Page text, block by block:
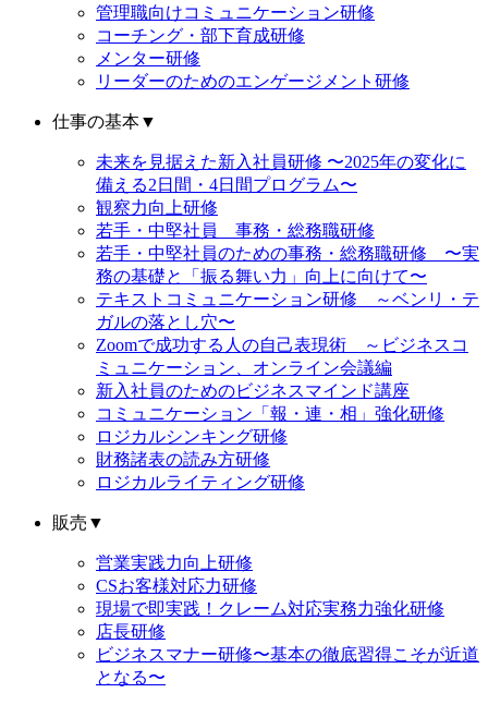
管理職向けコミュニケーション研修
コーチング・部下育成研修
メンター研修
リーダーのためのエンゲージメント研修
仕事の基本▼
未来を見据えた新入社員研修 〜2025年の変化に
備える2日間・4日間プログラム〜
観察力向上研修
若手・中堅社員 事務・総務職研修
若手・中堅社員のための事務・総務職研修 〜実
務の基礎と「振る舞い力」向上に向けて〜
テキストコミュニケーション研修 ～ベンリ・テ
ガルの落とし穴〜
Zoomで成功する人の自己表現術 ～ビジネスコ
ミュニケーション、オンライン会議編
新入社員のためのビジネスマインド講座
コミュニケーション「報・連・相」強化研修
ロジカルシンキング研修
財務諸表の読み方研修
ロジカルライティング研修
販売 ▼
営業実践力向上研修
CSお客様対応力研修
現場で即実践！クレーム対応実務力強化研修
店長研修
ビジネスマナー研修〜基本の徹底習得こそが近道
となる〜